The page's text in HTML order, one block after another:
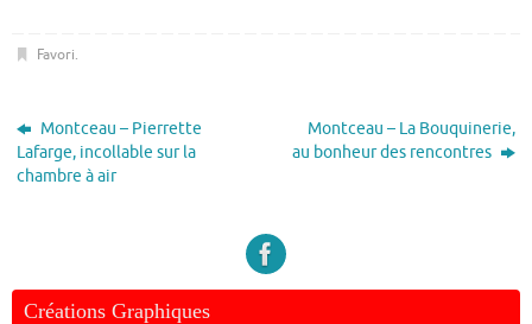
Favori.
Montceau – Pierrette
Lafarge, incollable sur la
chambre à air
Montceau – La Bouquinerie,
au bonheur des rencontres
Créations Graphiques